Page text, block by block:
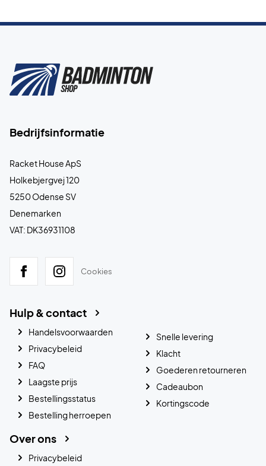
Bedrijfsinformatie
Racket House ApS
Holkebjergvej 120
5250 Odense SV
Denemarken
VAT: DK36931108
Cookies
Hulp & contact
Handelsvoorwaarden
Privacybeleid
FAQ
Laagste prijs
Bestellingsstatus
Bestelling herroepen
Snelle levering
Klacht
Goederen retourneren
Cadeaubon
Kortingscode
Over ons
Privacybeleid